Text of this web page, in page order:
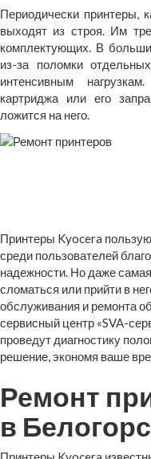
Периодически принтеры,
выходят из строя. Им
комплектующих. В
из-за поломки
интенсивным
картриджа или его
ложится на него.
Принтеры Kyocera
среди пользователей
надежности. Но даже
сломаться или прийти в
обслуживания и ремонта
сервисный центр «SVA-
проведут диагностику
решение, экономя ваше
Ремонт
в